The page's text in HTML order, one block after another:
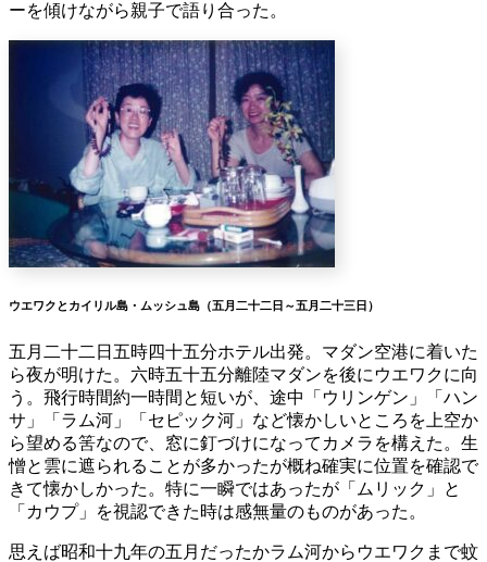
ーを傾けながら親子で語り合った。
ウエワクとカイリル島・ムッシュ島（五月二十二日～五月二十三日）
五月二十二日五時四十五分ホテル出発。マダン空港に着いた
ら夜が明けた。六時五十五分離陸マダンを後にウエワクに向
う。飛行時間約一時間と短いが、途中「ウリンゲン」「ハン
サ」「ラム河」「セピック河」など懐かしいところを上空か
ら望める筈なので、窓に釘づけになってカメラを構えた。生
憎と雲に遮られることが多かったが概ね確実に位置を確認で
きて懐かしかった。特に一瞬ではあったが「ムリック」と
「カウプ」を視認できた時は感無量のものがあった。
思えば昭和十九年の五月だったかラム河からウエワクまで蚊